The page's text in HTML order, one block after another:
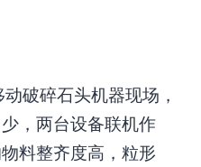
破碎石头机器现场，
，两台设备联机作
料整齐度高，粒形